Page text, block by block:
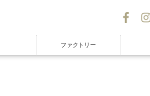
ファクトリー